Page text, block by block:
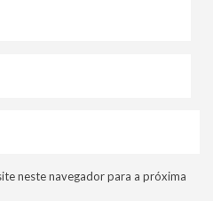
neste navegador para a próxima